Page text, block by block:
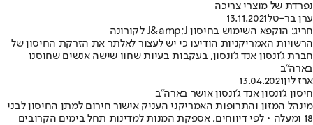
נפרדת של מוצרי צריכה
ערן בר-טל13.11.2021
חריג: הוקפא השימוש בחיסון J&amp;J לקורונה
הרשויות האמריקניות הודיעו כי יש לעצור לאלתר את הזרקת החיסון של
חברת ג'ונסון אנד ג'ונסון, בעקבות בעיות שחוו שישה אנשים שחוסנו
בארה"ב
ארז לין13.04.2021
חיסון ג'ונסון אנד ג'ונסון אושר בארה"ב
מינהל המזון והתרופות האמריקני העניק אישור חירום למתן החיסון לבני
18 ומעלה • לפי דיווחים, אספקת המנות למדינות תחל בימים הקרובים